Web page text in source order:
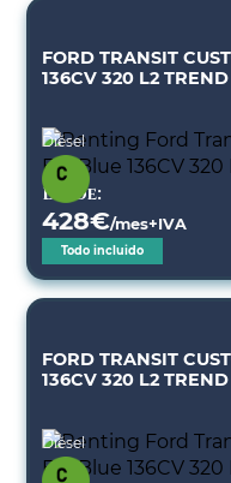
FORD TRANSIT
136CV 320 L2
Diésel
Desde:
428€/mes+IVA
Todo incluido
FORD TRANSIT
136CV 320 L2 TREND
Diésel